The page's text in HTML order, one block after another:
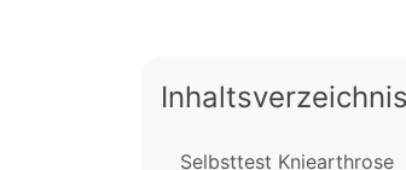
Inhaltsverzeichnis
Selbsttest Kniearthrose